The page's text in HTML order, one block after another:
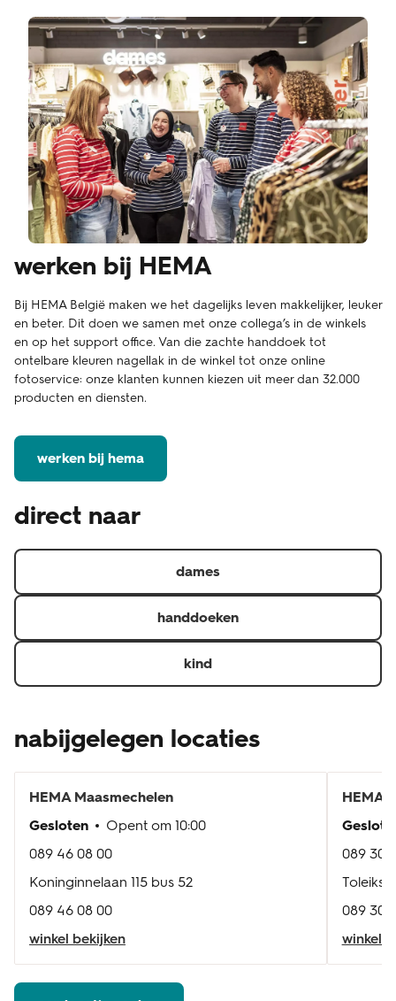
werken bij HEMA
Bij HEMA België maken we het dagelijks leven makkelijker, leuker
en beter. Dit doen we samen met onze collega’s in de winkels
en op het support office. Van die zachte handdoek tot
ontelbare kleuren nagellak in de winkel tot onze online
fotoservice: onze klanten kunnen kiezen uit meer dan 32.000
producten en diensten.
werken bij hema
direct naar
dames
handdoeken
kind
nabijgelegen locaties
HEMA Maasmechelen
Gesloten
Opent om 10:00
089 46 08 00
Koninginnelaan 115 bus 52
089 46 08 00
winkel bekijken
HEMA
089 30
089 30
winkel